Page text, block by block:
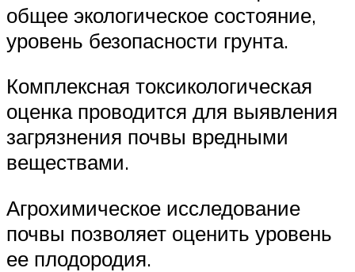
общее экологическое состояние,
уровень безопасности грунта.
Комплексная токсикологическая
оценка проводится для выявления
загрязнения почвы вредными
веществами.
Агрохимическое исследование
почвы позволяет оценить уровень
ее плодородия.